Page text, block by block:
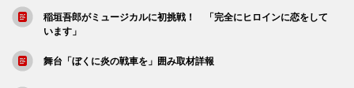
稲垣吾郎がミュージカルに初挑戦！ 「完全にヒロインに恋をして
います」
舞台「ぼくに炎の戦車を」囲み取材詳報